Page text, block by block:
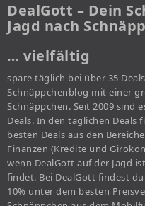
DealGott – Dein
Jagd nach
… vielfältig
spare täglich bei über 35
Schnäppchenblog mit einer
Schnäppchen. Seit 2009 sind
Deals. In den täglichen
besten Deals aus den
Finanzen (Kredite und
wenn DealGott auf der Jagd
findet. Bei DealGott findest
10% unter dem besten